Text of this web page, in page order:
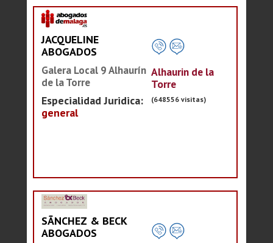
JACQUELINE
ABOGADOS
Galera Local 9 Alhaurín
de la Torre
Especialidad Juridica:
general
Alhaurin de la
Torre
(648556 visitas)
SÃNCHEZ & BECK
ABOGADOS